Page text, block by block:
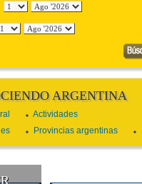
ARGENTINA
Actividades
Provincias argentinas